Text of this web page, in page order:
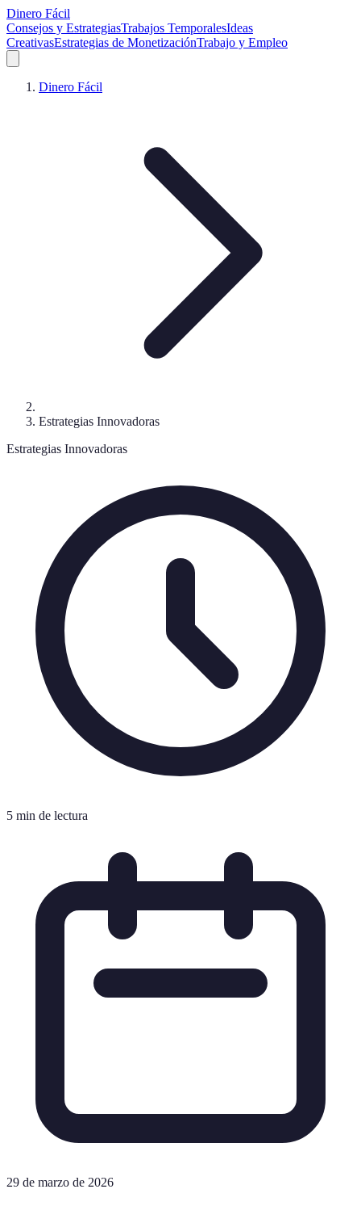
Dinero Fácil
Consejos y EstrategiasTrabajos TemporalesIdeas
CreativasEstrategias de MonetizaciónTrabajo y Empleo
Dinero Fácil
Estrategias Innovadoras
Estrategias Innovadoras
5 min de lectura
29 de marzo de 2026